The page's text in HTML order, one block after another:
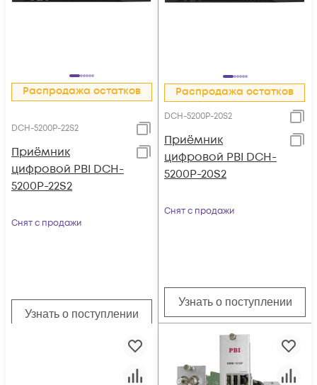
Распродажа остатков
DCH-5200P-22S2
Приёмник
цифровой PBI DCH-
5200P-22S2
Снят с продажи
Узнать о поступлении
Распродажа остатков
DCH-5200P-20S2
Приёмник
цифровой PBI DCH-
5200P-20S2
Снят с продажи
Узнать о поступлении